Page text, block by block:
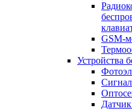
GSM-
Устройства